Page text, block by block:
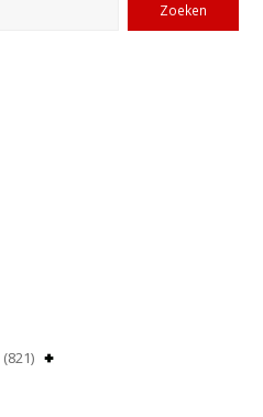
Zoeken
(821)